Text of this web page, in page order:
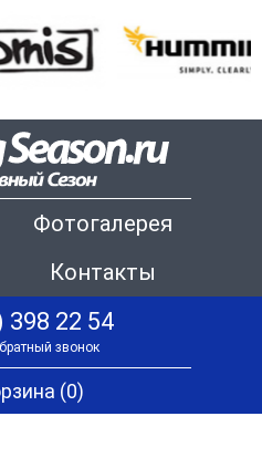
Фотогалерея
Контакты
398 22 54
звонок
(0)